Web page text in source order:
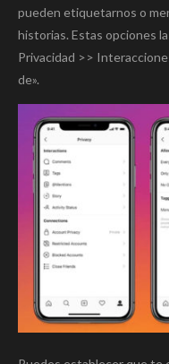
pueden etiquetarnos o
historias. Estas opciones
Privacidad >>
de».